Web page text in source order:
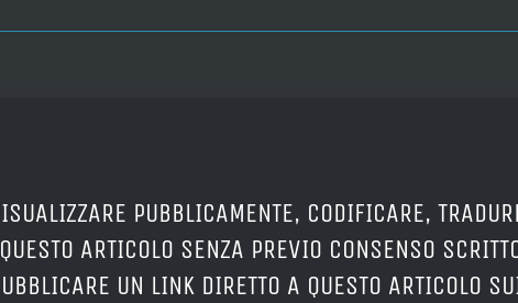
PUBBLICAMENTE, CODIFICARE,
ARTICOLO SENZA PREVIO CONSENSO
UN LINK DIRETTO A QUESTO ARTICOLO